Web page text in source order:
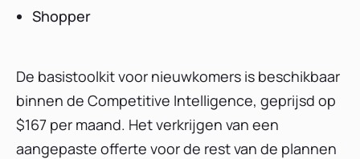
Shopper
De basistoolkit voor nieuwkomers is beschikbaar
binnen de Competitive Intelligence, geprijsd op
$167 per maand. Het verkrijgen van een
aangepaste offerte voor de rest van de plannen